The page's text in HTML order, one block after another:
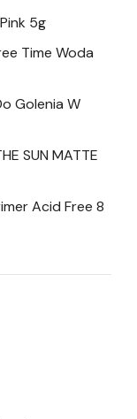
5g
Time Woda
Golenia W
SUN MATTE
Acid Free 8